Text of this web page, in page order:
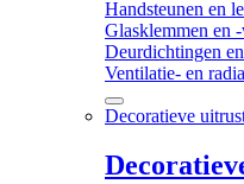
Handsteunen en
Glasklemmen en
Deurdichtingen
Ventilatie- en
Decoratieve